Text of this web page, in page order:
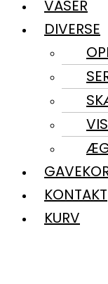
VASER
DIVERSE
KONTAKT
KURV